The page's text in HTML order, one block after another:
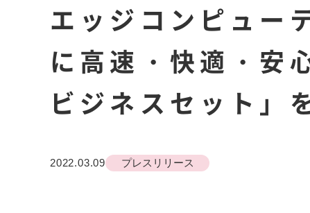
エッジコンピュー
に高速・快適・
ビジネスセット」
2022.03.09 プレスリリース